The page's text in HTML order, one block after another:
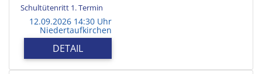
Schultütenritt 1. Termin
12.09.2026 14:30 Uhr
Niedertaufkirchen
DETAIL